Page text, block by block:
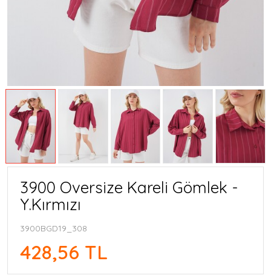
3900 Oversize Kareli Gömlek -
Y.Kırmızı
3900BGD19_308
428,56 TL